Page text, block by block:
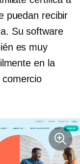
puedan recibir
Su software
es muy
en la